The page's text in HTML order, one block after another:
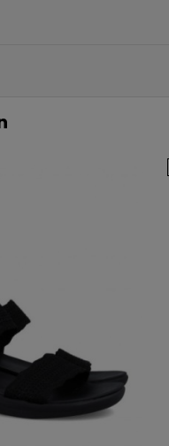
(en pedidos de 80€ o
tu cupón al instante